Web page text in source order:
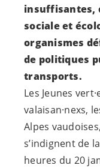
insuffisantes,
sociale et
organismes
de politiques
transports.
Les Jeunes
valaisan·nexs,
Alpes
s’indignent de
heures du 20